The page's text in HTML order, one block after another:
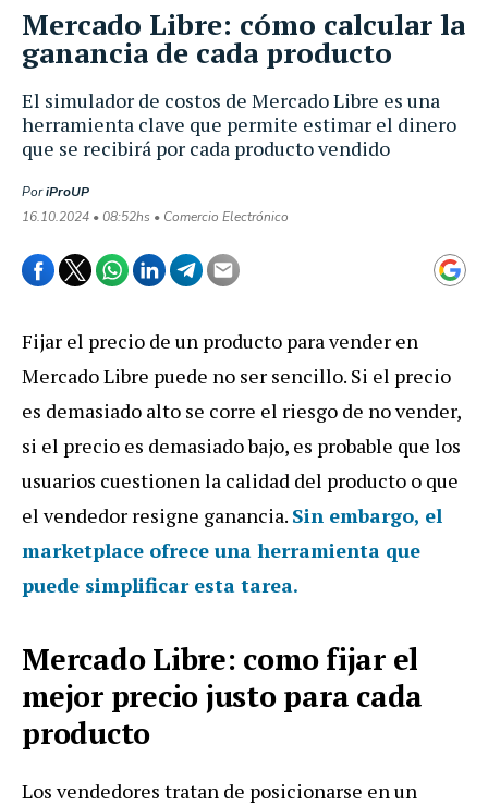
El simulador de costos de Mercado Libre es una
herramienta clave que permite estimar el dinero
que se recibirá por cada producto vendido
PoriProUP
16.10.2024 • 08:52hs • Comercio Electrónico
Mercado Libre: cómo calcular la
ganancia de cada producto
Fijar el precio de un producto para vender en
Mercado Libre puede no ser sencillo. Si el precio
es demasiado alto se corre el riesgo de no vender,
si el precio es demasiado bajo, es probable que los
usuarios cuestionen la calidad del producto o que
el vendedor resigne ganancia. Sin embargo, el
marketplace ofrece una herramienta que
puede simplificar esta tarea.
Mercado Libre: como fijar el
mejor precio justo para cada
producto
Los vendedores tratan de posicionarse en un